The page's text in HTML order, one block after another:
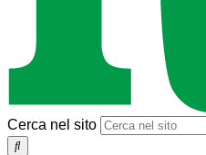
Cerca nel sito
SEARCH